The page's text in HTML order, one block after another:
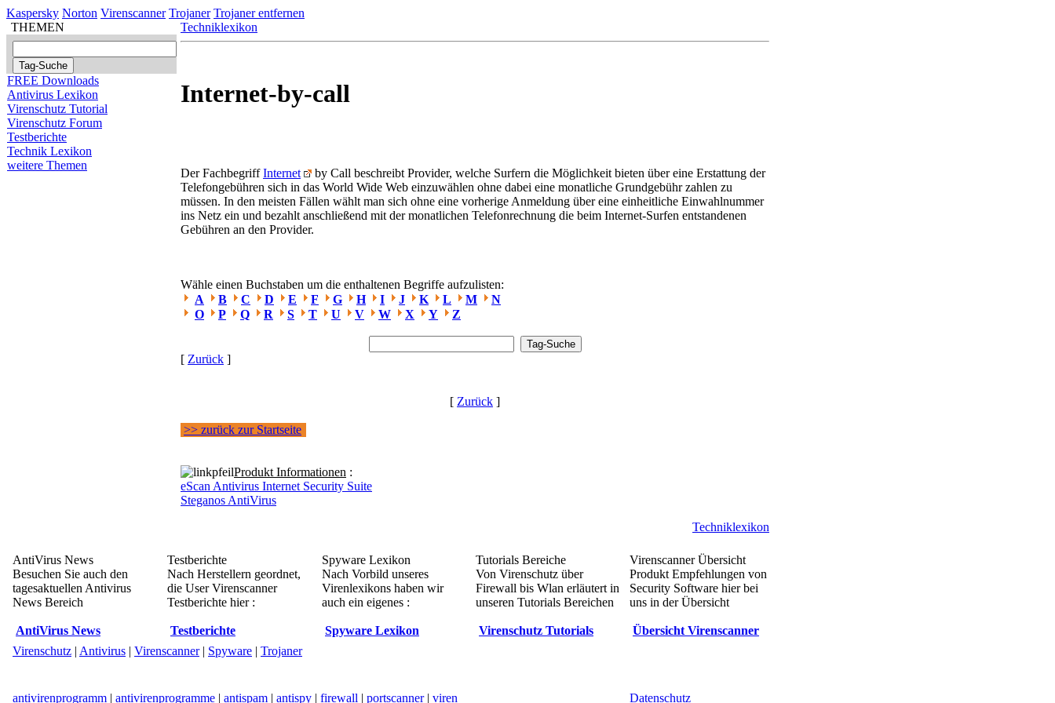
Kaspersky Norton Virenscanner Trojaner Trojaner entfernen
THEMEN
FREE Downloads
Antivirus Lexikon
Virenschutz Tutorial
Virenschutz Forum
Testberichte
Technik Lexikon
weitere Themen
Techniklexikon
Internet-by-call
Der FachbegriffInternet
by Call beschreibt Provider, welche Surfern die Möglichkeit bieten über eine Erstattung der
Telefongebühren sich in das World Wide Web einzuwählen ohne dabei eine monatliche Grundgebühr zahlen zu
müssen. In den meisten Fällen wählt man sich ohne eine vorherige Anmeldung über eine einheitliche Einwahlnummer
ins Netz ein und bezahlt anschließend mit der monatlichen Telefonrechnung die beim Internet-Surfen entstandenen
Gebühren an den Provider.
Wähle einen Buchstaben um die enthaltenen Begriffe aufzulisten:
A
B C D E F G H I J K L M
N
O
P Q R S T U V W X Y Z
[ Zurück ]
[ Zurück ]
>> zurück zur Startseite
Produkt Informationen :
eScan Antivirus Internet Security Suite
Steganos AntiVirus
Techniklexikon
AntiVirus News
Besuchen Sie auch den
tagesaktuellen Antivirus
News Bereich
AntiVirus News
Testberichte
Nach Herstellern geordnet,
die User Virenscanner
Testberichte hier :
Testberichte
Spyware Lexikon
Nach Vorbild unseres
Virenlexikons haben wir
auch ein eigenes :
Spyware Lexikon
Tutorials Bereiche
Von Virenschutz über
Firewall bis Wlan erläutert in
unseren Tutorials Bereichen
Virenschutz Tutorials
Virenscanner Übersicht
Produkt Empfehlungen von
Security Software hier bei
uns in der Übersicht
Übersicht Virenscanner
Virenschutz | Antivirus | Virenscanner| Spyware | Trojaner
antivirenprogramm | antivirenprogramme | antispam | antispy | firewall | portscanner| viren Datenschutz